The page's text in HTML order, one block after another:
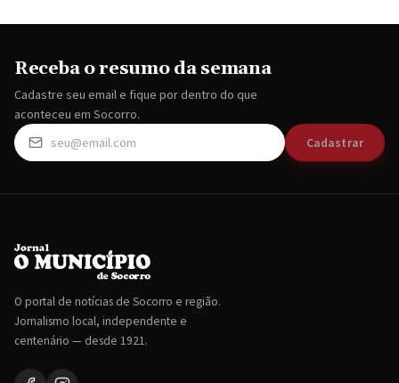
Receba o resumo da semana
Cadastre seu email e fique por dentro do que
aconteceu em Socorro.
Cadastrar
O portal de notícias de Socorro e região.
Jornalismo local, independente e
centenário — desde 1921.